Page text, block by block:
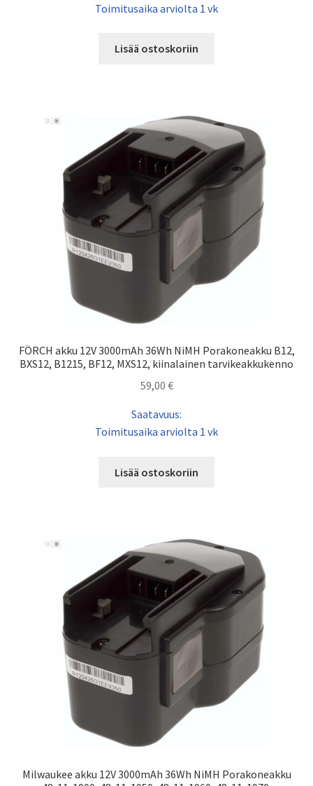
Toimitusaika arviolta 1 vk
Lisää ostoskoriin
FÖRCH akku 12V 3000mAh 36Wh NiMH Porakoneakku B12,
BXS12, B1215, BF12, MXS12, kiinalainen tarvikeakkukenno
59,00 €
Saatavuus:
Toimitusaika arviolta 1 vk
Lisää ostoskoriin
Milwaukee akku 12V 3000mAh 36Wh NiMH Porakoneakku